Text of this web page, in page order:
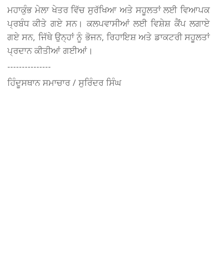
ਮਹਾਕੁੰਭ ਮੇਲਾ ਖੇਤਰ ਵਿੱਚ ਸੁਰੱਖਿਆ ਅਤੇ ਸਹੂਲਤਾਂ ਲਈ ਵਿਆਪਕ
ਪ੍ਰਬੰਧ ਕੀਤੇ ਗਏ ਸਨ। ਕਲਪਵਾਸੀਆਂ ਲਈ ਵਿਸ਼ੇਸ਼ ਕੈਂਪ ਲਗਾਏ
ਗਏ ਸਨ, ਜਿੱਥੇ ਉਨ੍ਹਾਂ ਨੂੰ ਭੋਜਨ, ਰਿਹਾਇਸ਼ ਅਤੇ ਡਾਕਟਰੀ ਸਹੂਲਤਾਂ
ਪ੍ਰਦਾਨ ਕੀਤੀਆਂ ਗਈਆਂ।
---------------
ਹਿੰਦੂਸਥਾਨ ਸਮਾਚਾਰ / ਸੁਰਿੰਦਰ ਸਿੰਘ